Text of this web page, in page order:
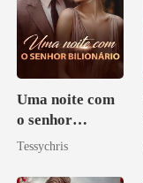
Uma noite com
o senhor
Bilionário
Tessychris